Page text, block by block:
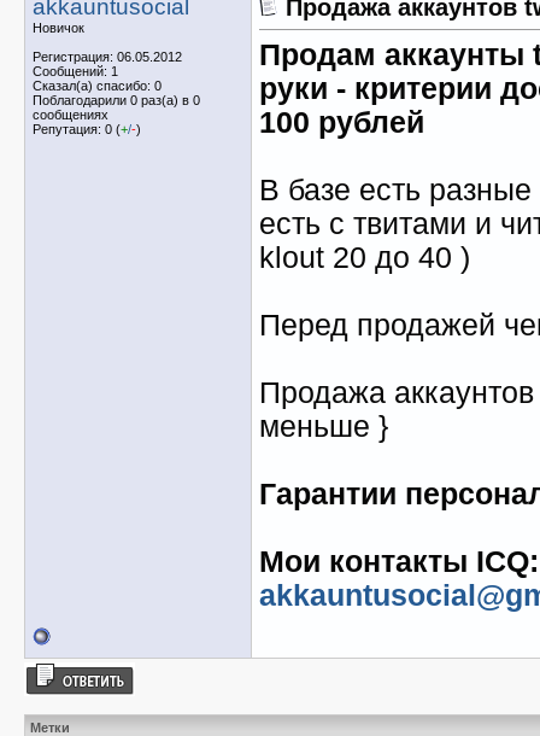
akkauntusocial
Новичок
Регистрация: 06.05.2012
Сообщений: 1
Сказал(а) спасибо: 0
Поблагодарили 0 раз(а) в 0
сообщениях
Репутация: 0 (+/-)
Продажа аккаунтов
Продам аккаунты
руки - критерии
100 рублей
В базе есть
есть с твитами и
klout 20 до 40 )
Перед продажей
Продажа
меньше }
Гарантии
Мои контакты
Метки